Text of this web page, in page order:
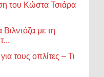
του Κώστα Τσιάρα
με τη
τους οπλίτες – Τι